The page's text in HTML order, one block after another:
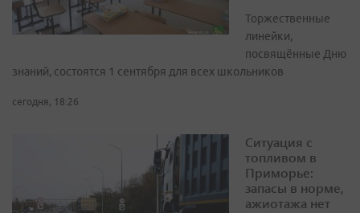
Торжественные
линейки,
посвящённые Дню
знаний, состоятся 1 сентября для всех школьников
сегодня, 18:26
Ситуация с
топливом в
Приморье:
запасы в норме,
ажиотажа нет